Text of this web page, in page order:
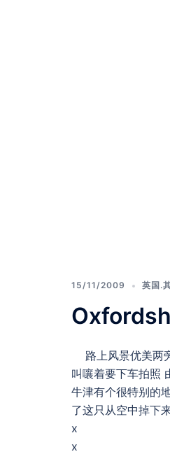
15/11/2009 英国.
路上风景优美两
叫嚷着要下车拍照
牛津有个很特别的
了这只从空中掉下
x x x 看
x